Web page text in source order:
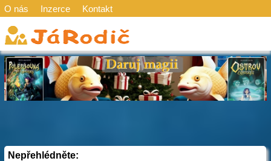
O nás Inzerce Kontakt
Nepřehlédněte: